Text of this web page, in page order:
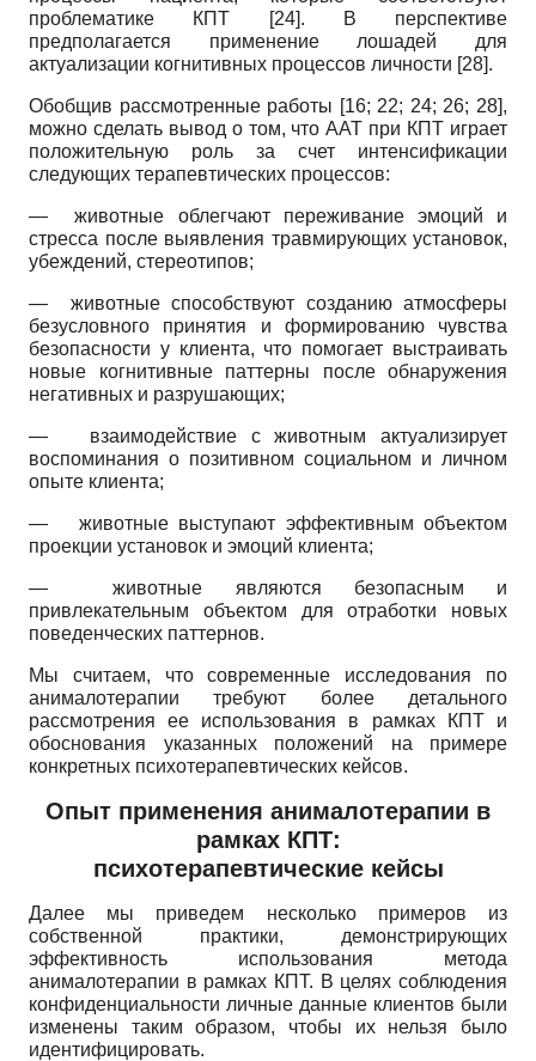
проблематике КПТ
[24]. В перспективе
предполагается применение лошадей для
актуализации когнитивных процессов личности [28].
Обобщив рассмотренные работы [16; 22; 24; 26; 28],
можно сделать вывод о том, что ААТ при КПТ играет
положительную роль за счет интенсификации
следующих терапевтических процессов:
— животные облегчают переживание эмоций и
стресса после выявления травмирующих установок,
убеждений, стереотипов;
— животные способствуют созданию атмосферы
безусловного принятия и формированию чувства
безопасности у клиента, что помогает выстраивать
новые когнитивные паттерны после обнаружения
негативных и разрушающих;
— взаимодействие с животным актуализирует
воспоминания о позитивном социальном и личном
опыте клиента;
— животные выступают эффективным объектом
проекции установок и эмоций клиента;
— животные являются безопасным и
привлекательным объектом для отработки новых
поведенческих паттернов.
Мы считаем, что современные исследования по
анималотерапии требуют более детального
рассмотрения ее использования в рамках КПТ и
обоснования указанных положений на примере
конкретных психотерапевтических кейсов.
Опыт применения анималотерапии в
рамках КПТ:
психотерапевтические кейсы
Далее мы приведем несколько примеров из
собственной практики, демонстрирующих
эффективность использования метода
анималотерапии в рамках КПТ. В целях соблюдения
конфиденциальности личные данные клиентов были
изменены таким образом, чтобы их нельзя было
идентифицировать.